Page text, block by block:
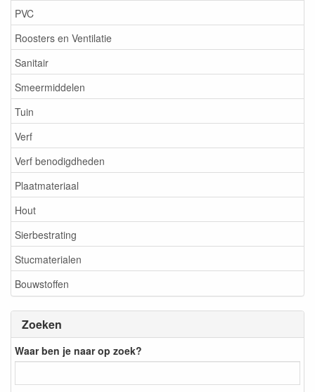
PVC
Roosters en Ventilatie
Sanitair
Smeermiddelen
Tuin
Verf
Verf benodigdheden
Plaatmateriaal
Hout
Sierbestrating
Stucmaterialen
Bouwstoffen
Zoeken
Waar ben je naar op zoek?